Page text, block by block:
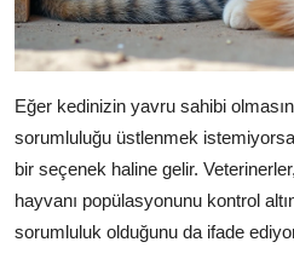
Eğer kedinizin yavru sahibi
sorumluluğu üstlenmek
bir seçenek haline gelir.
hayvanı popülasyonunu kontrol
sorumluluk olduğunu da ifade